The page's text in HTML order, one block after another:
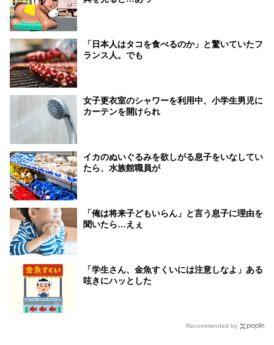
「日本人はタコを食べるのか」と驚いていたフ
ランス人。でも
女子更衣室のシャワーを利用中、小学生男児に
カーテンを開けられ
イカのぬいぐるみを欲しがる息子をいなしてい
たら、水族館職員が
「俺は将来子どもいらん」と言う息子に理由を
聞いたら…えぇ
「学生さん、金魚すくいには注意しなよ」ある
呟きにハッとした
Recommended by